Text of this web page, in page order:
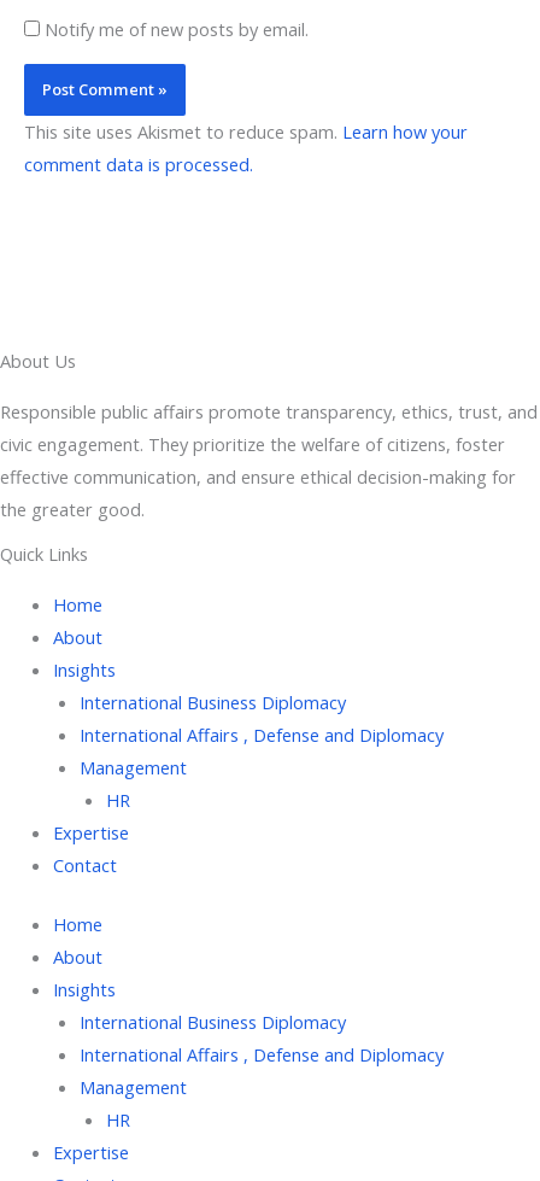
Notify me of new posts by email.
This site uses Akismet to reduce spam. Learn how your
comment data is processed.
About Us
Responsible public affairs promote transparency, ethics, trust, and
civic engagement. They prioritize the welfare of citizens, foster
effective communication, and ensure ethical decision-making for
the greater good.
Quick Links
Home
About
Insights
International Business Diplomacy
International Affairs , Defense and Diplomacy
Management
HR
Expertise
Contact
Home
About
Insights
International Business Diplomacy
International Affairs , Defense and Diplomacy
Management
HR
Expertise